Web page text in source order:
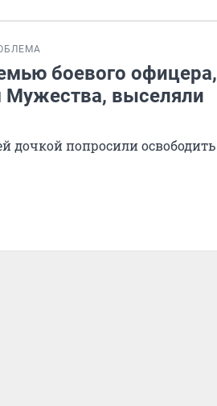
боевого офицера,
Мужества, выселяли
дочкой попросили освободить